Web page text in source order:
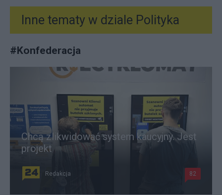
Inne tematy w dziale Polityka
#Konfederacja
Chcą zlikwidować system kaucyjny. Jest
projekt
Redakcja 82